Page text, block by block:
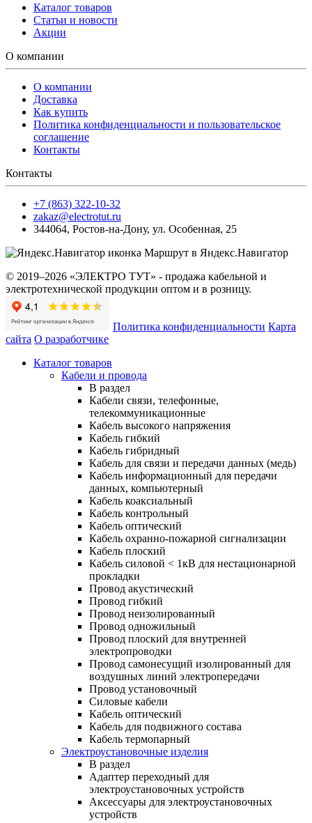
Каталог товаров
Статьи и новости
Акции
О компании
О компании
Доставка
Как купить
Политика конфиденциальности и пользовательское
соглашение
Контакты
Контакты
+7 (863) 322-10-32
zakaz@electrotut.ru
344064, Ростов-на-Дону, ул. Особенная, 25
Маршрут в Яндекс.Навигатор
© 2019–2026 «ЭЛЕКТРО ТУТ» - продажа кабельной и
электротехнической продукции оптом и в розницу.
Политика конфиденциальности Карта
сайта О разработчике
Каталог товаров
Кабели и провода
В раздел
Кабели связи, телефонные,
телекоммуникационные
Кабель высокого напряжения
Кабель гибкий
Кабель гибридный
Кабель для связи и передачи данных (медь)
Кабель информационный для передачи
данных, компьютерный
Кабель коаксиальный
Кабель контрольный
Кабель оптический
Кабель охранно-пожарной сигнализации
Кабель плоский
Кабель силовой < 1кВ для нестационарной
прокладки
Провод акустический
Провод гибкий
Провод неизолированный
Провод одножильный
Провод плоский для внутренней
электропроводки
Провод самонесущий изолированный для
воздушных линий электропередачи
Провод установочный
Силовые кабели
Кабель оптический
Кабель для подвижного состава
Кабель термопарный
Электроустановочные изделия
В раздел
Адаптер переходный для
электроустановочных устройств
Аксессуары для электроустановочных
устройств